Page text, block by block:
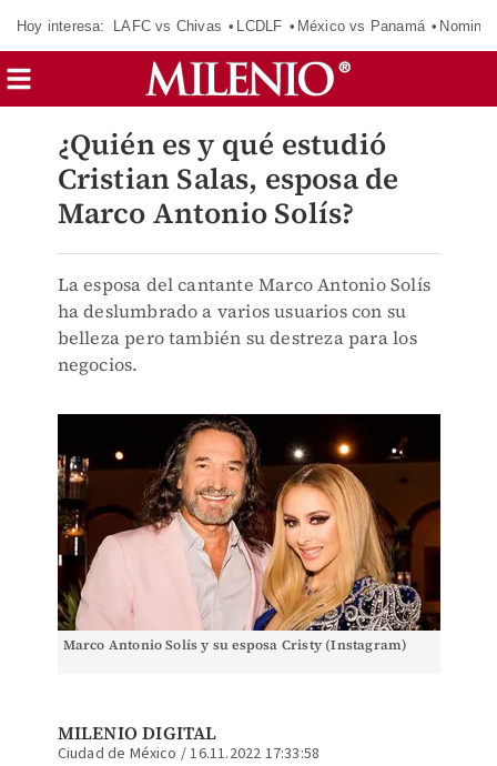
Hoy interesa: LAFC vs Chivas LCDLF México vs Panamá
¿Quién es y qué estudió
Cristian Salas, esposa de
Marco Antonio Solís?
La esposa del cantante Marco Antonio Solís
ha deslumbrado a varios usuarios con su
belleza pero también su destreza para los
negocios.
Marco Antonio Solís y su esposa Cristy (Instagram)
MILENIO DIGITAL
Ciudad de México /16.11.2022 17:33:58